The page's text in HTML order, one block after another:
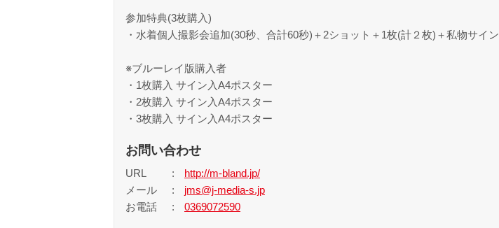
参加特典(3枚購入)
・水着個人撮影会追加(30秒、合計60秒)＋2ショット＋1枚(計２枚)＋私物サイン
※ブルーレイ版購入者
・1枚購入 サイン入A4ポスター
・2枚購入 サイン入A4ポスター
・3枚購入 サイン入A4ポスター
お問い合わせ
URL
http://m-bland.jp/
メール
jms@j-media-s.jp
お電話
0369072590